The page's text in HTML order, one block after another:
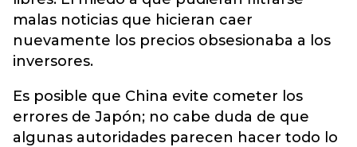
malas noticias que hicieran caer
nuevamente los precios obsesionaba a los
inversores.
Es posible que China evite cometer los
errores de Japón; no cabe duda de que
algunas autoridades parecen hacer todo lo